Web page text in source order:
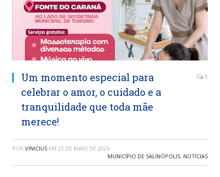
Um momento especial para
celebrar o amor, o cuidado e a
tranquilidade que toda mãe
merece!
0
POR VINICIUS EM 23 DE MAIO DE 2026
MUNICÍPIO DE SALINÓPOLIS, NOTÍCIAS